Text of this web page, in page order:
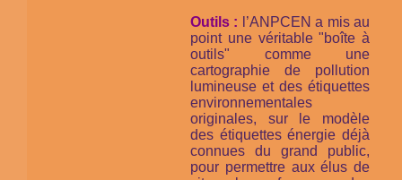
Outils :
l’ANPCEN a mis au
point une véritable "boîte à
outils" comme une
cartographie de pollution
lumineuse et des étiquettes
environnementales
originales, sur le modèle
des étiquettes énergie déjà
connues du grand public,
pour permettre aux élus de